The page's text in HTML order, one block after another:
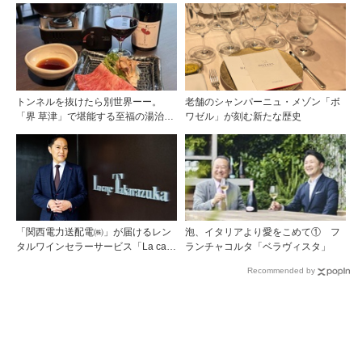
トンネルを抜けたら別世界ーー。
「界 草津」で堪能する至福の湯治と
老舗のシャンパーニュ・メゾン「ボ
ワゼル」が刻む新たな歴史
「関西電力送配電㈱」が届けるレン
タルワインセラーサービス「La cave
泡、イタリアより愛をこめて① フ
ランチャコルタ「ベラヴィスタ」
Recommended by